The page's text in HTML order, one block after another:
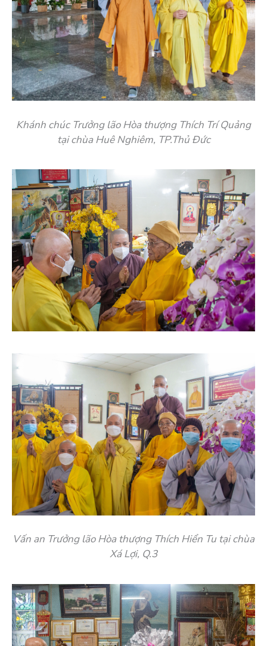
Khánh chúc Trưởng lão Hòa thượng Thích Trí Quảng
tại chùa Huê Nghiêm, TP.Thủ Đức
Vấn an Trưởng lão Hòa thượng Thích Hiển Tu tại chùa
Xá Lợi, Q.3